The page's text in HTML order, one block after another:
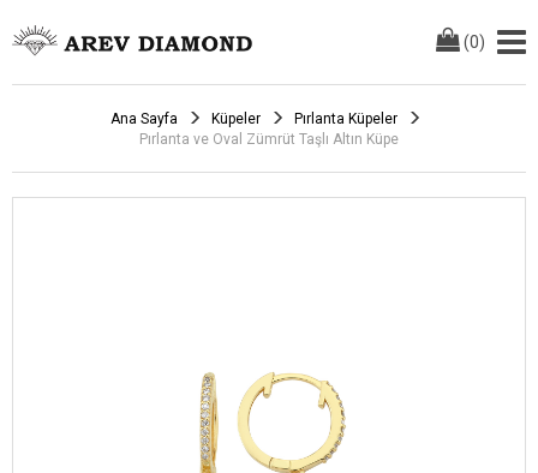
(0)
Ana Sayfa Küpeler
Pırlanta Küpeler
Pırlanta ve Oval Zümrüt Taşlı Altın Küpe